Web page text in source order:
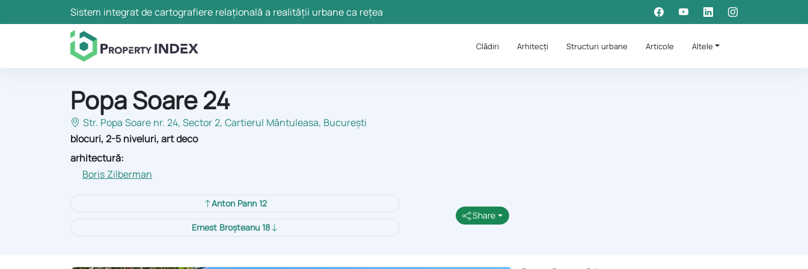
Sistem integrat de cartografiere relațională a realității urbane ca rețea
Clǎdiri Arhitecți Structuri urbane Articole Altele
Popa Soare 24
Str. Popa Soare nr. 24, Sector 2, Cartierul Mântuleasa, București
blocuri, 2-5 niveluri, art deco
arhitectură:
Boris Zilberman
Anton Pann 12
Ernest Broșteanu 18
Share